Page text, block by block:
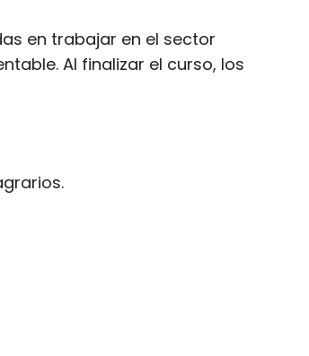
en trabajar en el sector
Al finalizar el curso, los